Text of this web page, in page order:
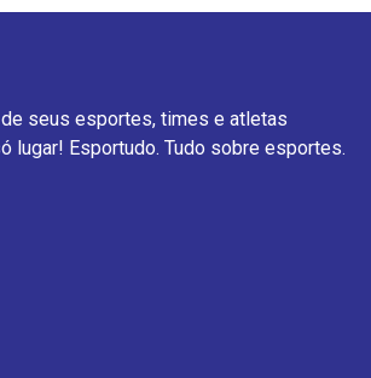
seus esportes, times e atletas
lugar! Esportudo. Tudo sobre esportes.